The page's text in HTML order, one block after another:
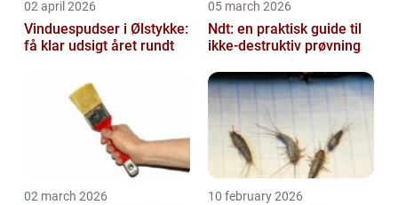
02 april 2026
Vinduespudser i Ølstykke:
få klar udsigt året rundt
05 march 2026
Ndt: en praktisk guide til
ikke-destruktiv prøvning
02 march 2026 10 february 2026